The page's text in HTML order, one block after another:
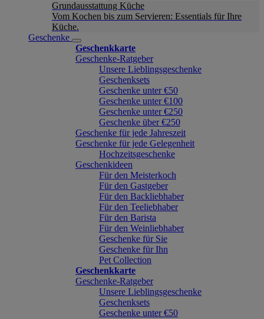
Grundausstattung Küche
Vom Kochen bis zum Servieren: Essentials für Ihre
Küche.
Geschenke
Geschenkkarte
Geschenke-Ratgeber
Unsere Lieblingsgeschenke
Geschenksets
Geschenke unter €50
Geschenke unter €100
Geschenke unter €250
Geschenke über €250
Geschenke für jede Jahreszeit
Geschenke für jede Gelegenheit
Hochzeitsgeschenke
Geschenkideen
Für den Meisterkoch
Für den Gastgeber
Für den Backliebhaber
Für den Teeliebhaber
Für den Barista
Für den Weinliebhaber
Geschenke für Sie
Geschenke für Ihn
Pet Collection
Geschenkkarte
Geschenke-Ratgeber
Unsere Lieblingsgeschenke
Geschenksets
Geschenke unter €50